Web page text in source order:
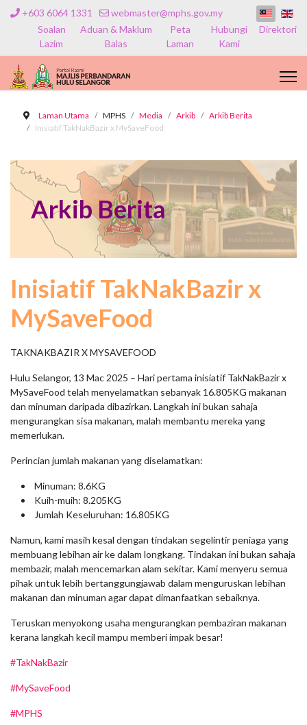
+603 6064 1331
webmaster@mphs.gov.my
Soalan
Lazim
Aduan & Maklum
Balas
Peta
Laman
Hubungi
Kami
Direktori
Laman Utama MPHS Media Arkib
Arkib Berita
Inisiatif TakNakBazir x MySaveFood
Arkib Berita
Inisiatif TakNakBazir x
MySaveFood
TAKNAKBAZIR X MYSAVEFOOD
Hulu Selangor, 13 Mac 2025 – Hari pertama inisiatif TakNakBazir x
MySaveFood telah menyelamatkan sebanyak 16.805KG makanan
dan minuman daripada dibazirkan. Langkah ini bukan sahaja
mengurangkan sisa makanan, malah membantu mereka yang
memerlukan.
Perincian jumlah makanan yang diselamatkan:
Minuman: 8.6KG
Kuih-muih: 8.205KG
Jumlah Keseluruhan: 16.805KG
Namun, kami masih kesal dengan tindakan segelintir peniaga yang
membuang lebihan air ke dalam longkang. Tindakan ini bukan sahaja
membazir, malah mencemarkan alam sekitar. Kami menyeru semua
pihak untuk lebih bertanggungjawab dalam menguruskan lebihan
makanan dan minuman agar dapat dimanfaatkan sebaiknya.
Teruskan menyokong usaha mengurangkan pembaziran makanan
kerana langkah kecil mampu memberi impak besar!
#TakNakBazir
#MySaveFood
#MPHS